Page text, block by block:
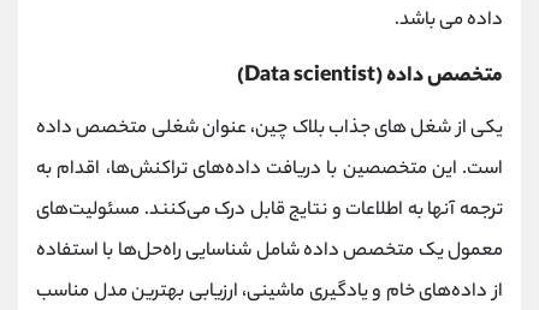
داده می باشد.
متخصص داده (Data scientist)
یکی از شغل های جذاب بلاک چین، عنوان شغلی متخصص داده
است. این متخصصین با دریافت داده‌های تراکنش‌ها، اقدام به
ترجمه آنها به اطلاعات و نتایج قابل درک می‌کنند. مسئولیت‌های
معمول یک متخصص داده شامل شناسایی راه‌حل‌ها با استفاده
از داده‌های خام و یادگیری ماشینی، ارزیابی بهترین مدل مناسب